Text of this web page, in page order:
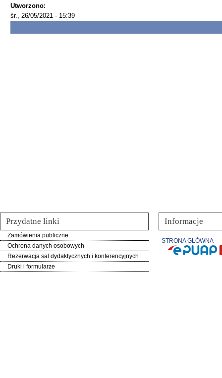
Utworzono:
śr., 26/05/2021 - 15:39
Przydatne linki
Zamówienia publiczne
Ochrona danych osobowych
Rezerwacja sal dydaktycznych i konferencyjnych
Druki i formularze
Informacje
STRONA GŁÓWNA